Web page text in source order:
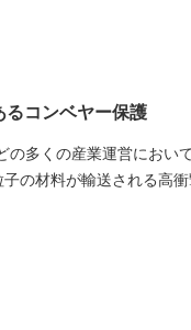
コンベヤー保護
多くの産業運営におい
の材料が輸送される高